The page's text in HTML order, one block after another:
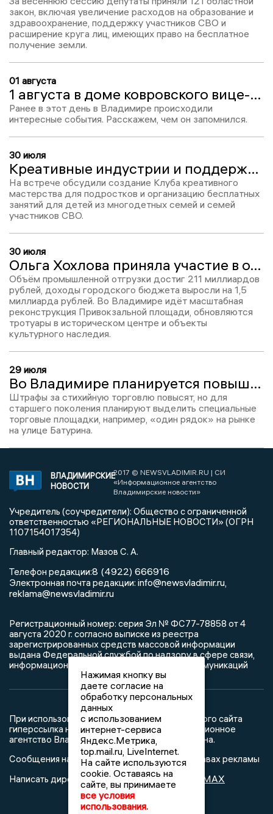
закон, включая увеличение расходов на образование и
здравоохранение, поддержку участников СВО и
расширение круга лиц, имеющих право на бесплатное
получение земли.
01 августа
1 августа в доме ковровского вице-мэра прошли обыски
Ранее в этот день в Владимире происходили
интересные события. Расскажем, чем он запомнился.
30 июля
Креативные индустрии и поддержка семей: Ольга Хохлова провела личный приём граждан
На встрече обсудили создание Клуба креативного
мастерства для подростков и организацию бесплатных
занятий для детей из многодетных семей и семей
участников СВО.
30 июля
Ольга Хохлова приняла участие в отчёте главы города Владимира
Объём промышленной отгрузки достиг 211 миллиардов
рублей, доходы городского бюджета выросли на 1,5
миллиарда рублей. Во Владимире идёт масштабная
реконструкция Привокзальной площади, обновляются
тротуары в историческом центре и объекты
культурного наследия.
29 июля
Во Владимире планируется повышение штрафов за уличную торговлю
Штрафы за стихийную торговлю повысят, но для
старшего поколения планируют выделить специальные
торговые площадки, например, «один рядок» на рынке
на улице Батурина.
ВЛАДИМИРСКИЕ
НОВОСТИ
2017 © NEWSVLADIMIR.RU | СИ
«Информационное агентство
Владимирские новости»
Учредитель (соучредители): Общество с ограниченной
ответственностью «РЕГИОНАЛЬНЫЕ НОВОСТИ» (ОГРН
1107154017354)
Главный редактор: Мазов С. А.
Телефон редакции:8 (4922) 666916
Электронная почта редакции: info@newsvladimir.ru
reklama@newsvladimir.ru
Регистрационный номер: серия Эл № ФС77-78858 от 4
августа 2020 г. согласно выписке из реестра
зарегистрированных средств массовой информации
выдана Федеральной службой по надзору в сфере связи,
информационных технологий и массовых коммуникаций
При использовании любого материала с данного сайта
гиперссылка на Сетевое издание «Информационное
агентство Владимирские новости» обязательна.
Сообщения на сером фоне размещены на правах рекламы
Написать директору в телеграм@mazov MAX
Нажимая кнопку вы
даете согласие на
обработку персональных
данных
с использованием
интернет-сервиса
Яндекс.Метрика,
top.mail.ru, LiveInternet.
На сайте используются
cookie. Оставаясь на
сайте, вы принимаете
все условия
использования.